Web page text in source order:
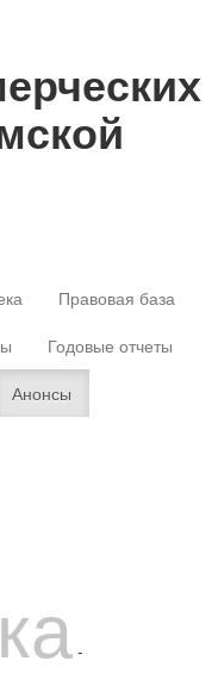
Правовая база
Годовые отчеты
Анонсы
-